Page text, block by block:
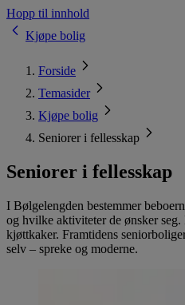
Hopp til innhold
Kjøpe bolig
Forside
Temasider
Kjøpe bolig
Seniorer i fellesskap
Seniorer i fellesskap
I Bølgelengden bestemmer
og hvilke aktiviteter de ønsker
kjøttkaker. Framtidens
selv – spreke og moderne.